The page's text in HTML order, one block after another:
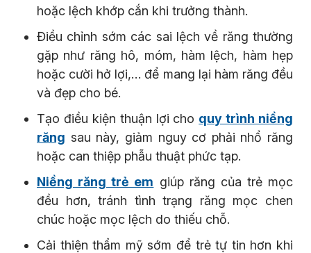
hoặc lệch khớp cắn khi trưởng thành.
Điều chỉnh sớm các sai lệch về răng thường
gặp như răng hô, móm, hàm lệch, hàm hẹp
hoặc cười hở lợi,… để mang lại hàm răng đều
và đẹp cho bé.
Tạo điều kiện thuận lợi cho quy trình niềng
răng sau này, giảm nguy cơ phải nhổ răng
hoặc can thiệp phẫu thuật phức tạp.
Niềng răng trẻ em giúp răng của trẻ mọc
đều hơn, tránh tình trạng răng mọc chen
chúc hoặc mọc lệch do thiếu chỗ.
Cải thiện thẩm mỹ sớm để trẻ tự tin hơn khi